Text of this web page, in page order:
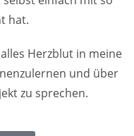
hat.
Herzblut in meine
und über
zu sprechen.